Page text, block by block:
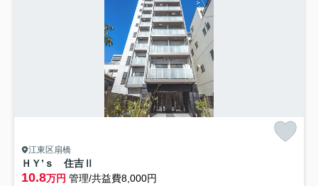
江東区扇橋
ＨＹ’ｓ 住吉Ⅱ
10.8万円 管理/共益費8,000円